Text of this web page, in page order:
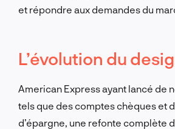
et répondre aux demandes du
L’évolution du
American Express ayant lancé de
tels que des comptes chèques et
d’épargne, une refonte complète